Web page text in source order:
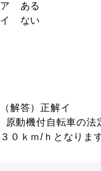
ア ある
イ ない
（解答）正解イ
原動機付自転車の法
３０ｋｍ/ｈとなりま